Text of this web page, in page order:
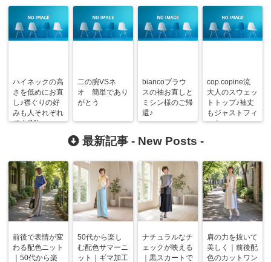
ハイネックの高
さを低めにお直
し♪襟ぐりの好
みも人それぞれ
です(^^)v
二の腕VSネ
オ 簡単であり
がとう
biancoブラウ
スの袖お直しと
ミシン様のご帰
還♪
cop.copine流
大人のスウェッ
トトップ♪袖丈
もジャストフィ
ット
最新記事 - New Posts -
前後で表情が変
わる配色ニット
｜50代から楽
50代から楽し
む配色サマーニ
ット｜ギマ加工
ナチュラルなチ
ェックが映える
｜黒スカートで
肩の力を抜いて
美しく｜前後配
色のカットワン